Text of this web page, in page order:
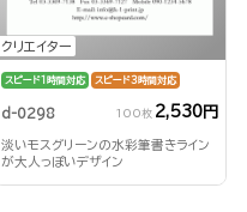
クリエイター
スピード1時間対応 スピード3時間対応
d-0298 100枚 2,530円
淡いモスグリーンの水彩筆書きライン
が大人っぽいデザイン